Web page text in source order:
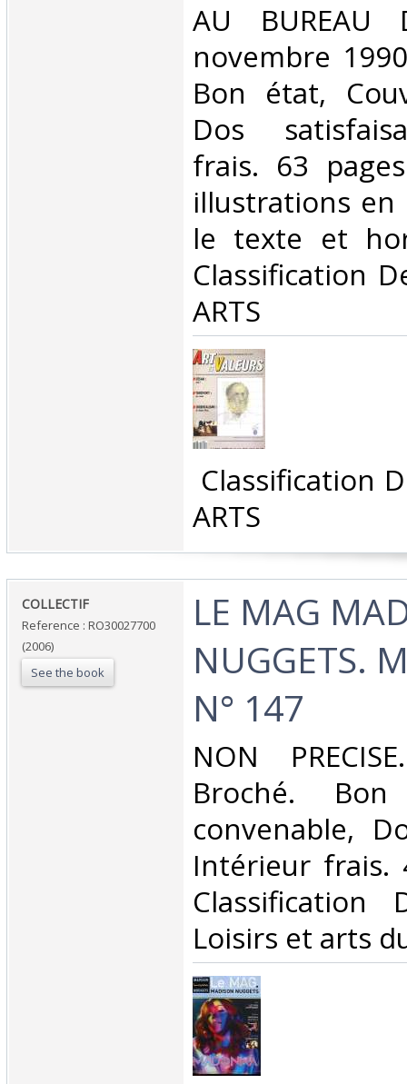
‎AU BUREAU
novembre
Bon état,
Dos
frais. 63
illustrations en
le texte et
Classification
ARTS‎
Classification
ARTS‎
‎COLLECTIF‎
Reference : RO30027700
(2006)
See the book
‎LE MAG
NUGGETS.
N° 147‎
‎NON
Broché.
convenable,
Intérieur frais.
Classification
Loisirs et arts